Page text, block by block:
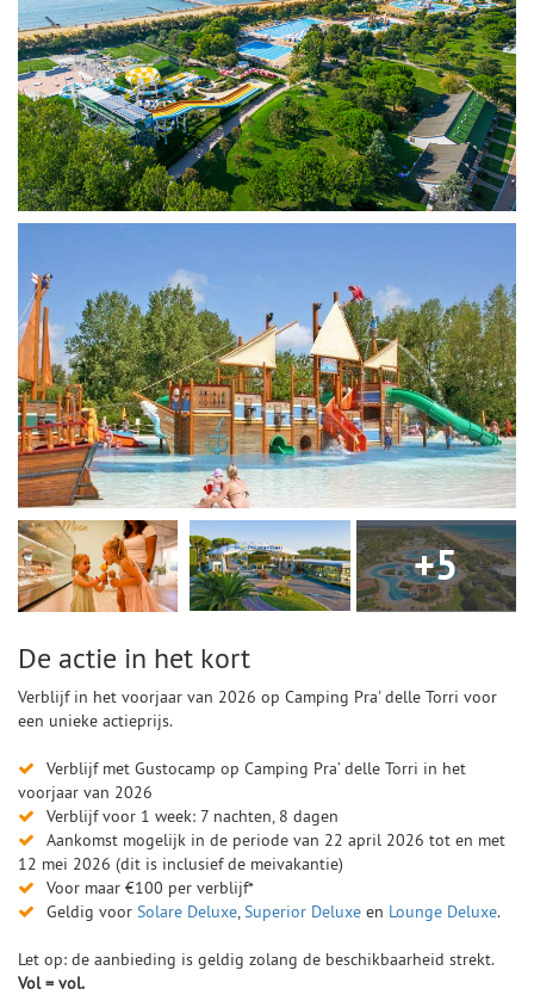
+5
De actie in het kort
Verblijf in het voorjaar van 2026 op Camping Pra' delle Torri voor
een unieke actieprijs.
Verblijf met Gustocamp op Camping Pra’ delle Torri in het
voorjaar van 2026
Verblijf voor 1 week: 7 nachten, 8 dagen
Aankomst mogelijk in de periode van 22 april 2026 tot en met
12 mei 2026 (dit is inclusief de meivakantie)
Voor maar €100 per verblijf*
Geldig voor Solare Deluxe,Superior Deluxe en Lounge Deluxe.
Let op: de aanbieding is geldig zolang de beschikbaarheid strekt.
Vol = vol.